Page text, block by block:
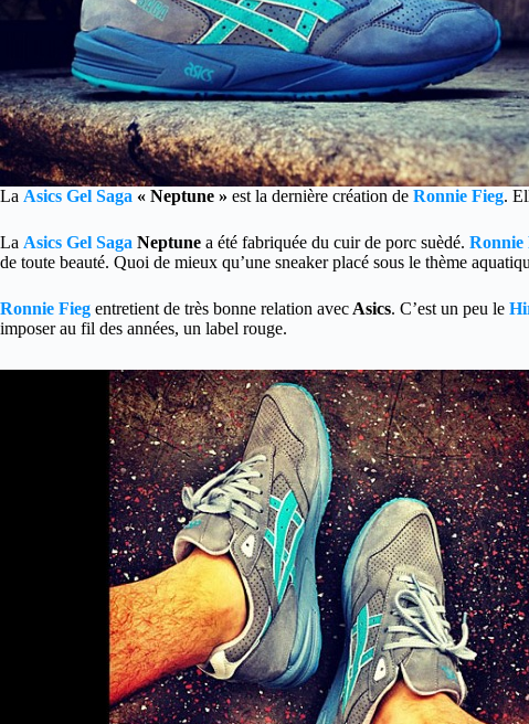
La Asics Gel Saga « Neptune » est la dernière création de Ronnie Fieg.
La Asics Gel Saga Neptune a été fabriquée du cuir de porc suèdé. Ronnie
de toute beauté. Quoi de mieux qu’une sneaker placé sous le thème
Ronnie Fieg entretient de très bonne relation avec Asics. C’est un peu le
imposer au fil des années, un label rouge.